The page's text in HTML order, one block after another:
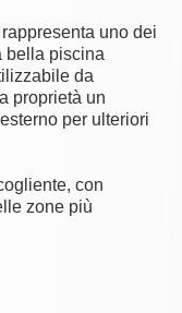
uno dei
bella piscina
da
proprietà un
per ulteriori
con
zone più